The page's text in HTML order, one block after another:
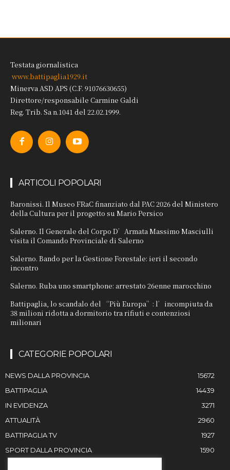
Testata giornalistica
www.battipaglia1929.it
Minerva ASD APS (C.F. 91076630655)
Direttore/responsabile Carmine Galdi
Reg. Trib. Sa n.1041 del 22.02.1999.
ARTICOLI POPOLARI
Baronissi. Il Museo FRaC finanziato dal PAC 2026 del Ministero
della Cultura per il progetto su Mario Persico
Salerno. Il Generale del Corpo D’Armata Massimo Masciulli
visita il Comando Provinciale di Salerno
Salerno. Bando per la Gestione Forestale: ieri il secondo
incontro
Salerno. Ruba uno smartphone: arrestato 26enne marocchino
Battipaglia, lo scandalo del “Più Europa”: l’incompiuta da
38 milioni ridotta a dormitorio tra rifiuti e contenziosi
milionari
CATEGORIE POPOLARI
NEWS DALLA PROVINCIA
15672
BATTIPAGLIA
14439
IN EVIDENZA
3271
ATTUALITÀ
2960
BATTIPAGLIA TV
1927
SPORT DALLA PROVINCIA
1590